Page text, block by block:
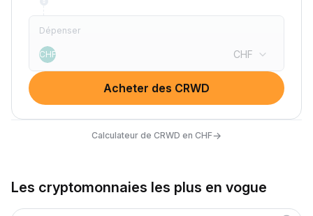
Dépenser
CHF CHF
Acheter des CRWD
Calculateur de CRWD en CHF→
Les cryptomonnaies les plus en vogue